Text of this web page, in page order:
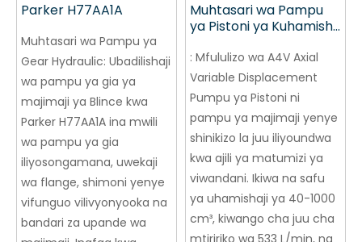
Parker H77AA1A
Muhtasari wa Pampu ya
Gear Hydraulic: Ubadilishaji
wa pampu ya gia ya
majimaji ya Blince kwa
Parker H77AA1A ina mwili
wa pampu ya gia
iliyosongamana, uwekaji
wa flange, shimoni yenye
vifunguo vilivyonyooka na
bandari za upande wa
Muhtasari wa Pampu
ya Pistoni ya Kuhamisha
: Mfululizo wa A4V Axial
Variable Displacement
Pumpu ya Pistoni ni
pampu ya majimaji yenye
shinikizo la juu iliyoundwa
kwa ajili ya matumizi ya
viwandani. Ikiwa na safu
ya uhamishaji ya 40-1000
cm³, kiwango cha juu cha